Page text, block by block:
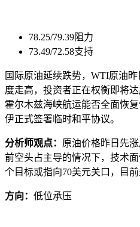
78.25/79.39阻力
73.49/72.58支持
国际原油延续跌势，WTI原油
度走高，投资者正在权衡即将
霍尔木兹海峡航运能否全面恢
伊正式签署临时和平协议。
分析师观点： 原油价格昨日先
前空头占主导的情况下，技术
个目标或指向70美元关口，目前
方向： 低位承压